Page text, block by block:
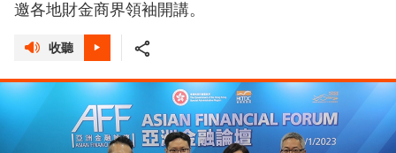
商務旅客
邀各地財金商界領袖開講。
收聽